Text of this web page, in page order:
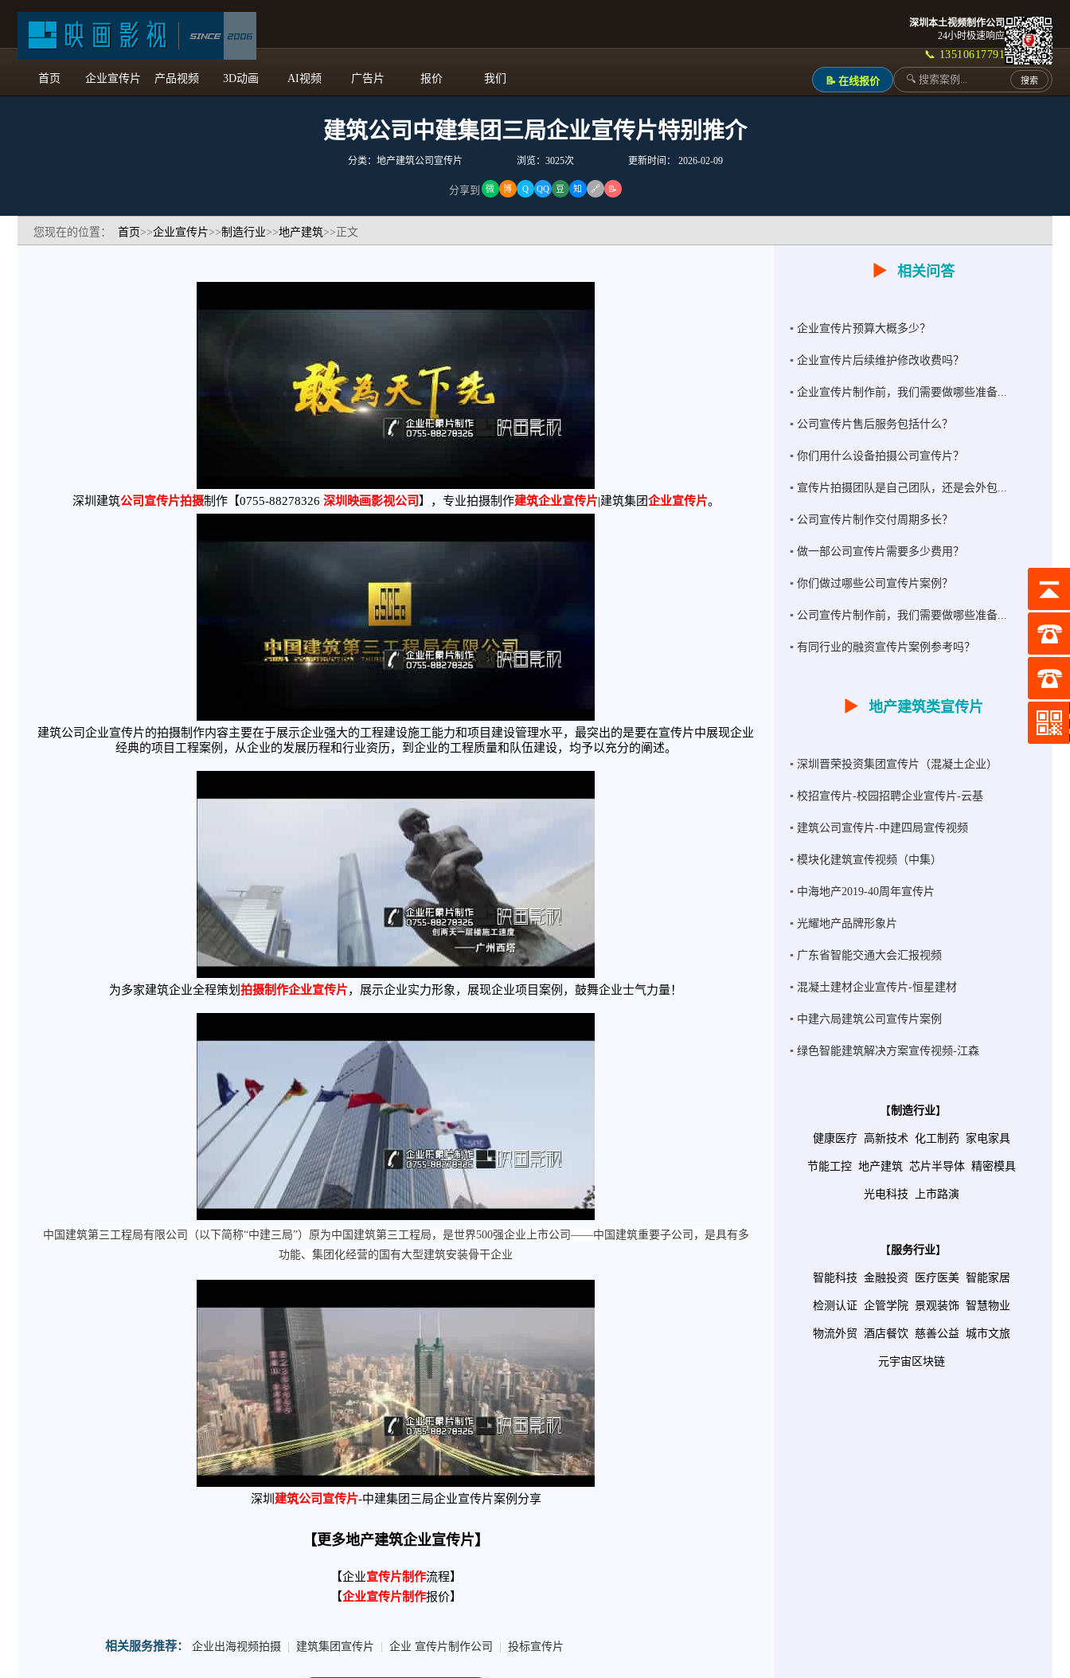
深圳本土视频制作公司
24小时极速响应
📞 13510617791
首页
企业宣传片 产品视频 3D动画 AI视频 广告片 报价 我们 📝 在线报价 搜索
建筑公司中建集团三局企业宣传片特别推介
分类：地产建筑公司宣传片 浏览：3025次 更新时间： 2026-02-09
分享到 微 博 Q QQ 豆 知 🔗 📝
您现在的位置： 首页>>企业宣传片>>制造行业>>地产建筑>>正文
深圳建筑公司宣传片拍摄制作【0755-88278326 深圳映画影视公司 】，专业拍摄制作建筑企业宣传片|建筑集团企业宣传片。
建筑公司企业宣传片的拍摄制作内容主要在于展示企业强大的工程建设施工能力和项目建设管理水平，最突出的是要在宣传片中展现企业
经典的项目工程案例，从企业的发展历程和行业资历，到企业的工程质量和队伍建设，均予以充分的阐述。
为多家建筑企业全程策划 拍摄制作企业宣传片，展示企业实力形象，展现企业项目案例，鼓舞企业士气力量！
中国建筑第三工程局有限公司（以下简称“中建三局”）原为中国建筑第三工程局，是世界500强企业上市公司——中国建筑重要子公司，是具有多
功能、集团化经营的国有大型建筑安装骨干企业
深圳 建筑公司宣传片-中建集团三局企业宣传片案例分享
【更多地产建筑企业宣传片】
【企业宣传片制作流程】
【企业宣传片制作报价】
相关服务推荐： 企业出海视频拍摄 建筑集团宣传片 企业 宣传片制作公司 投标宣传片
▶ 相关问答
企业宣传片预算大概多少？
企业宣传片后续维护修改收费吗？
企业宣传片制作前，我们需要做哪些准备...
公司宣传片售后服务包括什么？
你们用什么设备拍摄公司宣传片？
宣传片拍摄团队是自己团队，还是会外包...
公司宣传片制作交付周期多长？
做一部公司宣传片需要多少费用？
你们做过哪些公司宣传片案例？
公司宣传片制作前，我们需要做哪些准备...
有同行业的融资宣传片案例参考吗？
▶ 地产建筑类宣传片
深圳晋荣投资集团宣传片（混凝土企业）
校招宣传片-校园招聘企业宣传片-云基
建筑公司宣传片-中建四局宣传视频
模块化建筑宣传视频（中集）
中海地产2019-40周年宣传片
光耀地产品牌形象片
广东省智能交通大会汇报视频
混凝土建材企业宣传片-恒星建材
中建六局建筑公司宣传片案例
绿色智能建筑解决方案宣传视频-江森
【制造行业】
健康医疗 高新技术 化工制药 家电家具
节能工控 地产建筑 芯片半导体 精密模具
光电科技 上市路演
【服务行业】
智能科技 金融投资 医疗医美 智能家居
检测认证 企管学院 景观装饰 智慧物业
物流外贸 酒店餐饮 慈善公益 城市文旅
元宇宙区块链